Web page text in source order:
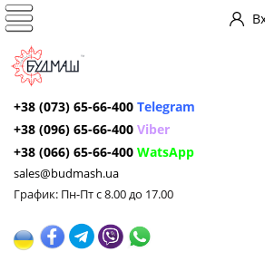
+38 (073) 65-66-400 Telegram
+38 (096) 65-66-400 Viber
+38 (066) 65-66-400 WatsApp
sales@budmash.ua
График: Пн-Пт с 8.00 до 17.00